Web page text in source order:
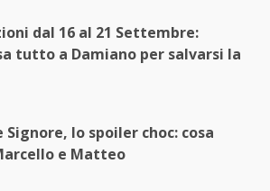
dal 16 al 21 Settembre:
tutto a Damiano per salvarsi la
Signore, lo spoiler choc: cosa
e Matteo